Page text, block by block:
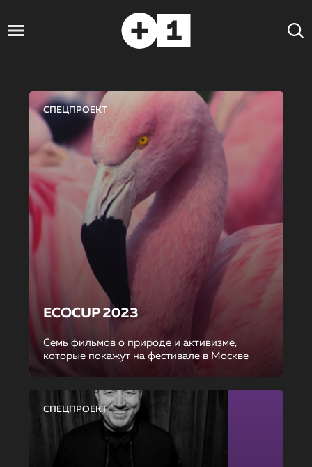
СПЕЦПРОЕКТ
ECOCUP 2023
Семь фильмов о природе и активизме,
которые покажут на фестивале в Москве
СПЕЦПРОЕКТ